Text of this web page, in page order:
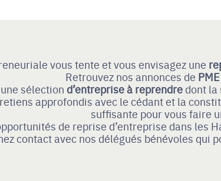
vous tente et vous envisagez une
Retrouvez nos annonces de
sélection d’entreprise à reprendre dont la
approfondis avec le cédant et la
suffisante pour vous faire
de reprise d’entreprise dans les
contact avec nos délégués bénévoles